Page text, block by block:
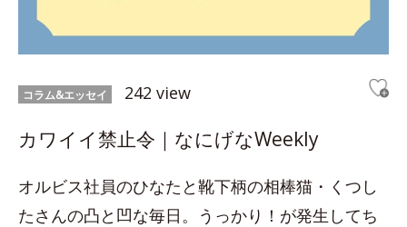
コラム&エッセイ 242 view
カワイイ禁止令｜なにげなWeekly
オルビス社員のひなたと靴下柄の相棒猫・くつし
たさんの凸と凹な毎日。うっかり！が発生してち